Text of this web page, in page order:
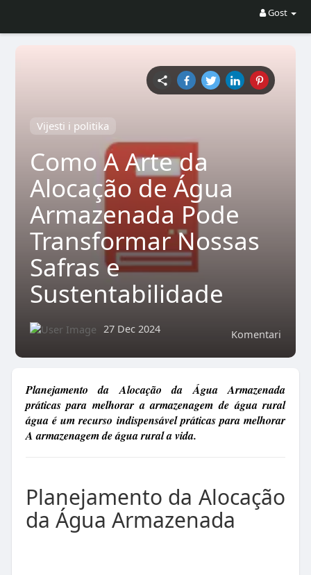
Gost
Vijesti i politika
Como A Arte da
Alocação de Água
Armazenada Pode
Transformar Nossas
Safras e
Sustentabilidade
Komentari
27 Dec 2024
Planejamento da Alocação da Água Armazenada
práticas para melhorar a armazenagem de água rural
água é um recurso indispensável práticas para melhorar
A armazenagem de água rural a vida.
Planejamento da Alocação
da Água Armazenada